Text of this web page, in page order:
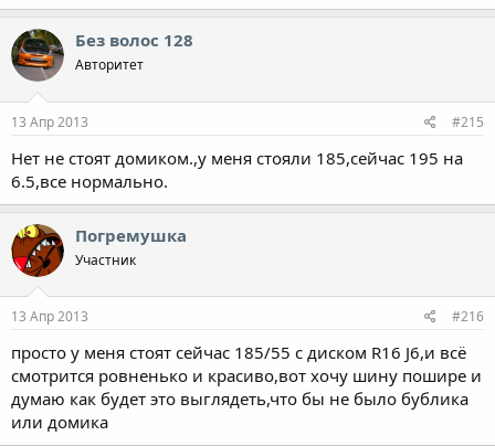
Без волос 128
Авторитет
13 Апр 2013 #215
Нет не стоят домиком.,у меня стояли 185,сейчас 195 на
6.5,все нормально.
Погремушка
Участник
13 Апр 2013 #216
просто у меня стоят сейчас 185/55 с диском R16 J6,и всё
смотрится ровненько и красиво,вот хочу шину пошире и
думаю как будет это выглядеть,что бы не было бублика
или домика